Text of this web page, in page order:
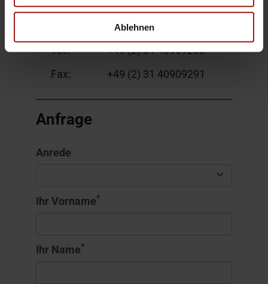
Ablehnen
44225 Dortmund
Tel.:
+49 (2) 31 40909233
Fax:
+49 (2) 31 40909291
Anfrage
Anrede
Ihr Vorname*
Ihr Name*